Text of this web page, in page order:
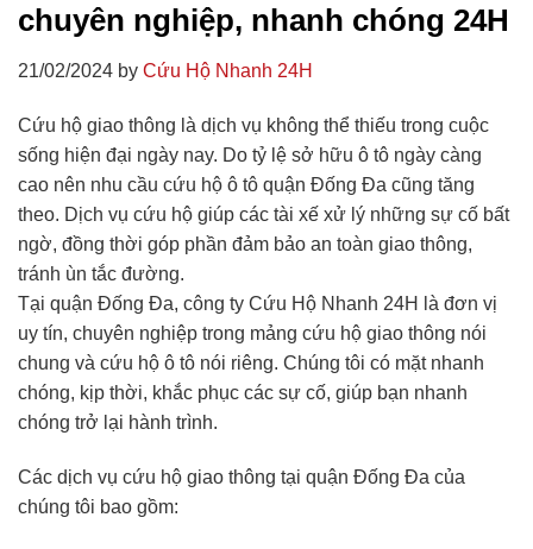
chuyên nghiệp, nhanh chóng 24H
21/02/2024 by Cứu Hộ Nhanh 24H
Cứu hộ giao thông là dịch vụ không thể thiếu trong cuộc
sống hiện đại ngày nay. Do tỷ lệ sở hữu ô tô ngày càng
cao nên nhu cầu cứu hộ ô tô quận Đống Đa cũng tăng
theo. Dịch vụ cứu hộ giúp các tài xế xử lý những sự cố bất
ngờ, đồng thời góp phần đảm bảo an toàn giao thông,
tránh ùn tắc đường.
Tại quận Đống Đa, công ty Cứu Hộ Nhanh 24H là đơn vị
uy tín, chuyên nghiệp trong mảng cứu hộ giao thông nói
chung và cứu hộ ô tô nói riêng. Chúng tôi có mặt nhanh
chóng, kịp thời, khắc phục các sự cố, giúp bạn nhanh
chóng trở lại hành trình.
Các dịch vụ cứu hộ giao thông tại quận Đống Đa của
chúng tôi bao gồm: